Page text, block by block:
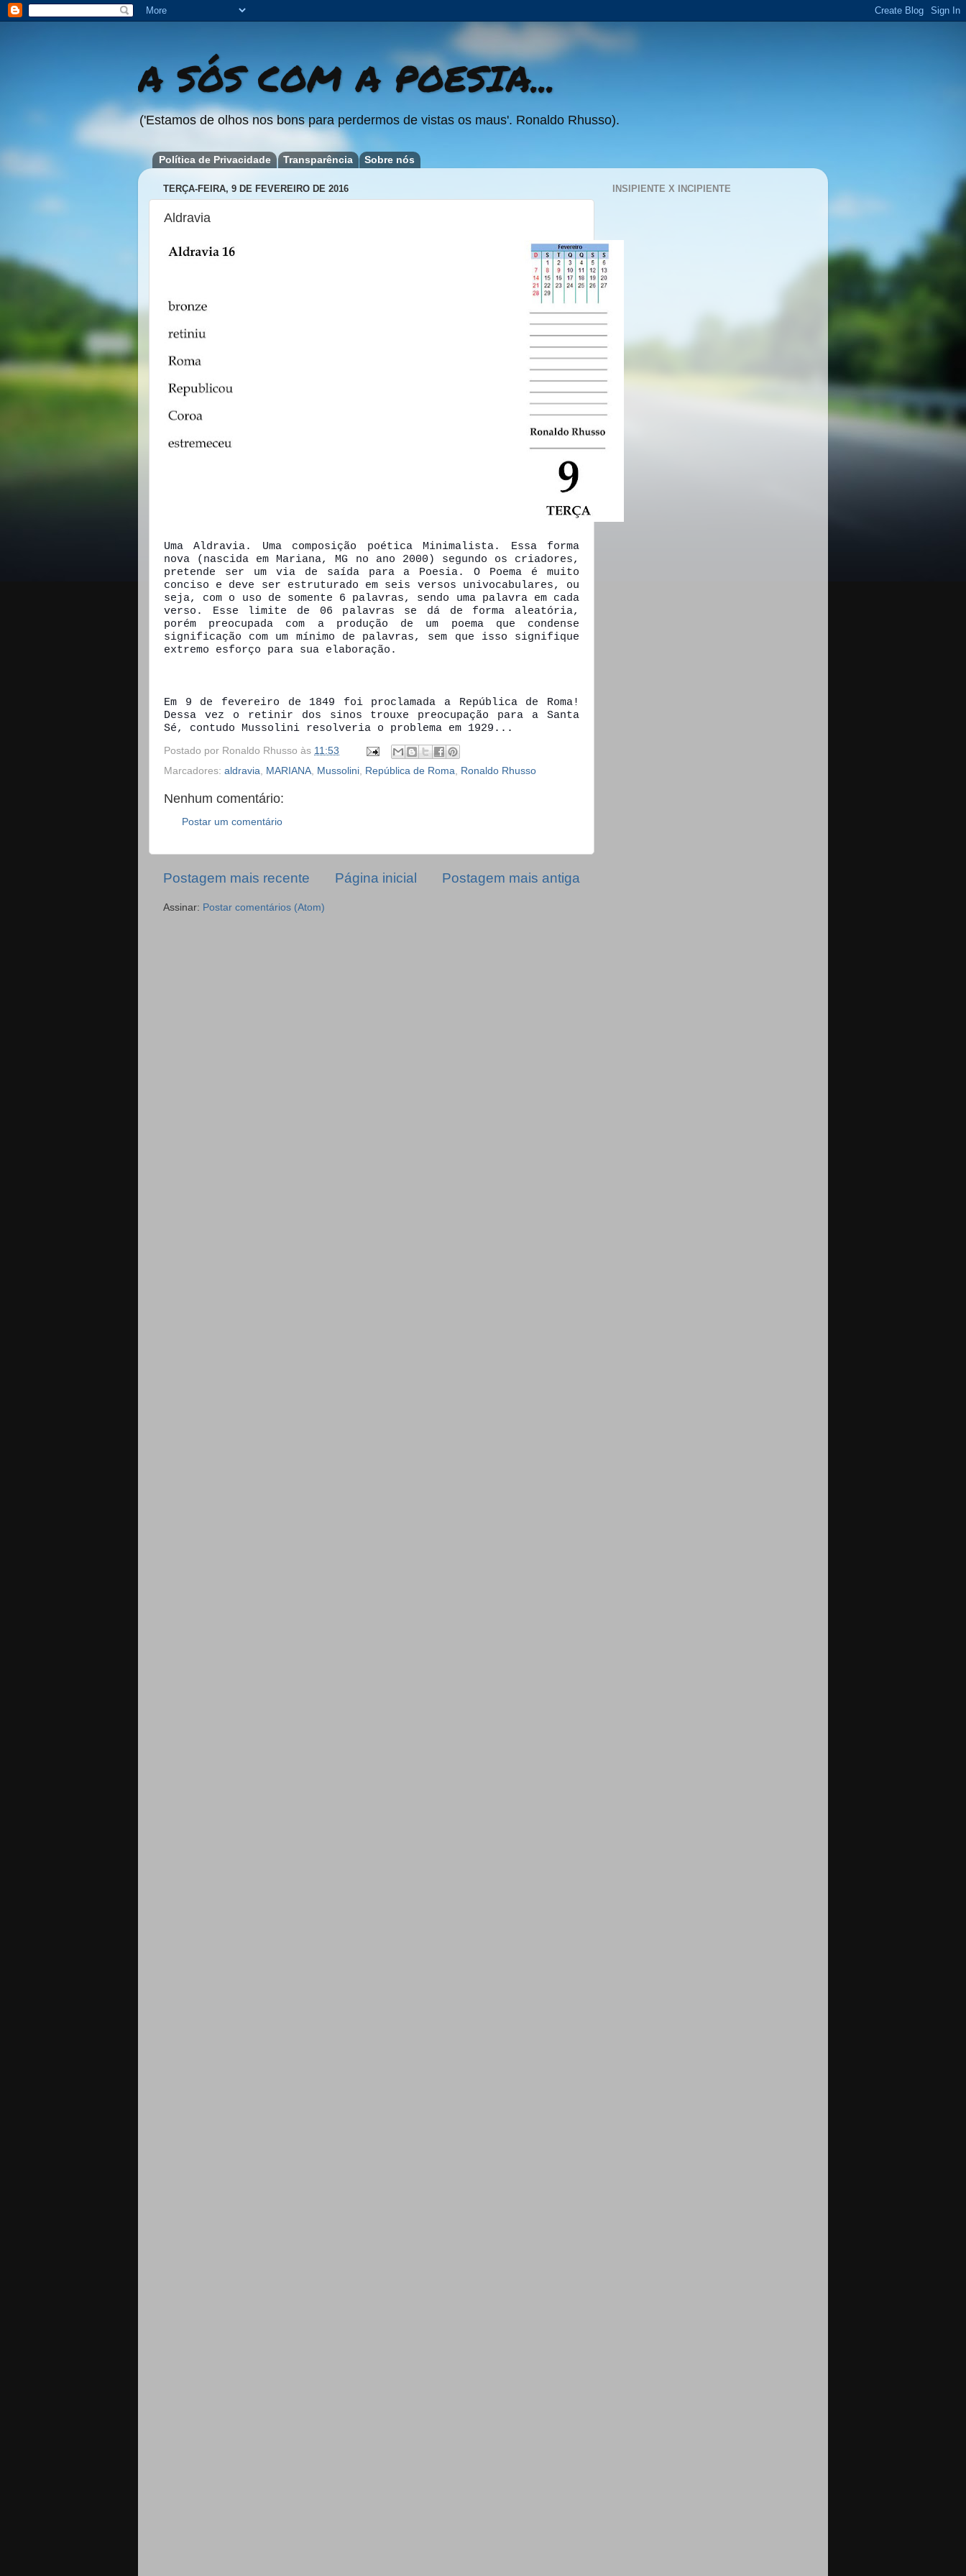
A SÓS COM A POESIA...
('Estamos de olhos nos bons para perdermos de vistas os maus'. Ronaldo Rhusso).
Política de Privacidade Transparência Sobre nós
TERÇA-FEIRA, 9 DE FEVEREIRO DE 2016
Aldravia
Uma Aldravia. Uma composição poética Minimalista. Essa forma
nova (nascida em Mariana, MG no ano 2000) segundo os criadores,
pretende ser um via de saída para a Poesia. O Poema é muito
conciso e deve ser estruturado em seis versos univocabulares, ou
seja, com o uso de somente 6 palavras, sendo uma palavra em cada
verso. Esse limite de 06 palavras se dá de forma aleatória,
porém preocupada com a produção de um poema que condense
significação com um mínimo de palavras, sem que isso signifique
extremo esforço para sua elaboração.
Em 9 de fevereiro de 1849 foi proclamada a República de Roma!
Dessa vez o retinir dos sinos trouxe preocupação para a Santa
Sé, contudo Mussolini resolveria o problema em 1929...
Postado por Ronaldo Rhusso às 11:53
Marcadores: aldravia MARIANA Mussolini República de Roma Ronaldo Rhusso
Nenhum comentário:
Postar um comentário
Postagem mais recente Postagem mais antiga
Página inicial
Assinar: Postar comentários (Atom)
INSIPIENTE X INCIPIENTE